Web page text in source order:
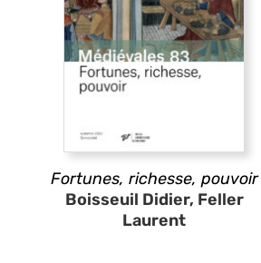
Fortunes, richesse, pouvoir
Boisseuil Didier, Feller
Laurent